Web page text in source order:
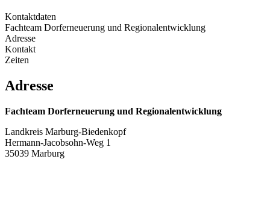
Kontaktdaten
Fachteam Dorferneuerung und Regionalentwicklung
Adresse
Kontakt
Zeiten
Adresse
Fachteam Dorferneuerung und Regionalentwicklung
Landkreis Marburg-Biedenkopf
Hermann-Jacobsohn-Weg 1
35039 Marburg